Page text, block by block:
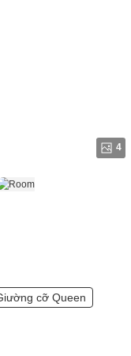
4
cỡ Queen